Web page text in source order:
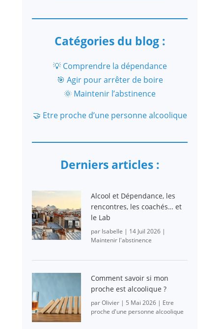
Catégories du blog :
💡 Comprendre la dépendance
🎯 Agir pour arrêter de boire
🌞 Maintenir l’abstinence
🤝 Etre proche d’une personne alcoolique
Derniers articles :
Alcool et Dépendance, les
rencontres, les coachés… et
le Lab
par Isabelle | 14 Juil 2026|
Maintenir l'abstinence
Comment savoir si mon
proche est alcoolique ?
parOlivier| 5 Mai 2026| Etre
proche d'une personne alcoolique